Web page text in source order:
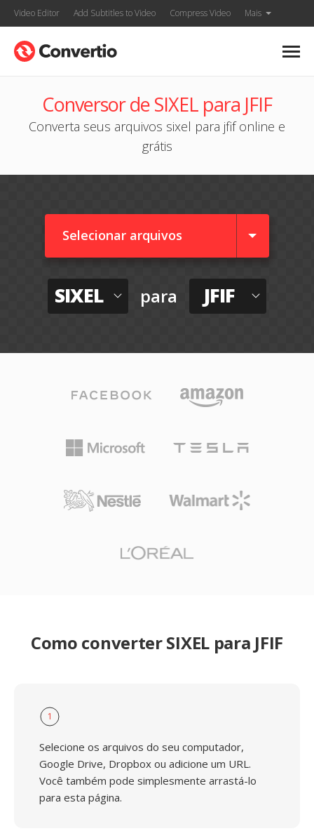
Video Editor Add Subtitles to Video Compress Video Mais
Conversor de SIXEL para JFIF
Converta seus arquivos sixel para jfif online e
grátis
Selecionar arquivos
SIXEL para JFIF
Como converter SIXEL para JFIF
1
Selecione os arquivos do seu computador,
Google Drive, Dropbox ou adicione um URL.
Você também pode simplesmente arrastá-lo
para esta página.